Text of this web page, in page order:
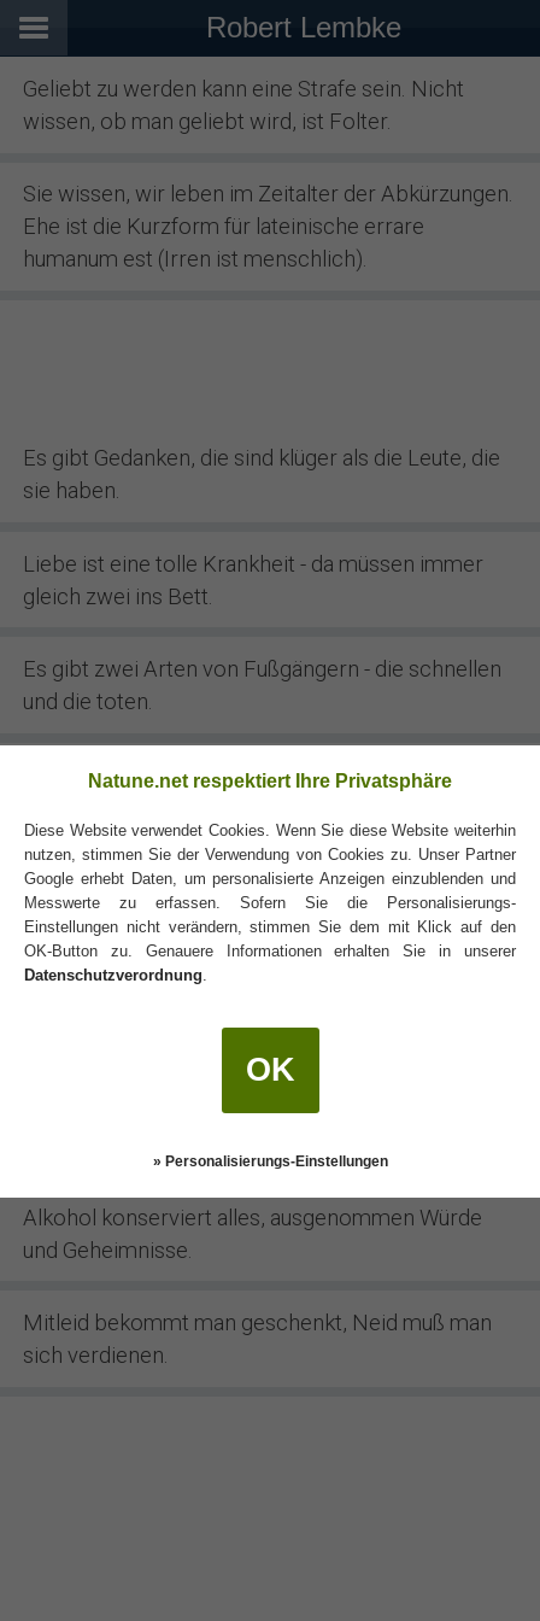
Robert Lembke
Geliebt zu werden kann eine Strafe sein. Nicht
wissen, ob man geliebt wird, ist Folter.
Sie wissen, wir leben im Zeitalter der Abkürzungen.
Ehe ist die Kurzform für lateinische errare
humanum est (Irren ist menschlich).
Es gibt Gedanken, die sind klüger als die Leute, die
sie haben.
Liebe ist eine tolle Krankheit - da müssen immer
gleich zwei ins Bett.
Es gibt zwei Arten von Fußgängern - die schnellen
und die toten.
Manche Männer sind dafür geschaffen, eines
bekommt man nichts beim Metzger.
Alt werden ist natürlich kein reines Vergnügen.
Alkohol konserviert alles, ausgenommen Würde
und Geheimnisse.
Mitleid bekommt man geschenkt, Neid muß man
sich verdienen.
Natune.net respektiert Ihre Privatsphäre
Diese Website verwendet Cookies. Wenn Sie diese Website weiterhin
nutzen, stimmen Sie der Verwendung von Cookies zu. Unser Partner
Google erhebt Daten, um personalisierte Anzeigen einzublenden und
Messwerte zu erfassen. Sofern Sie die Personalisierungs-
Einstellungen nicht verändern, stimmen Sie dem mit Klick auf den
OK-Button zu. Genauere Informationen erhalten Sie in unserer
Datenschutzverordnung
OK
» Personalisierungs-Einstellungen